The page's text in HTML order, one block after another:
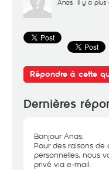
Anas il y a plus
Répondre à cette
Dernières
Bonjour Anas,
Pour des raisons
personnelles, nous
privé via e-mail.